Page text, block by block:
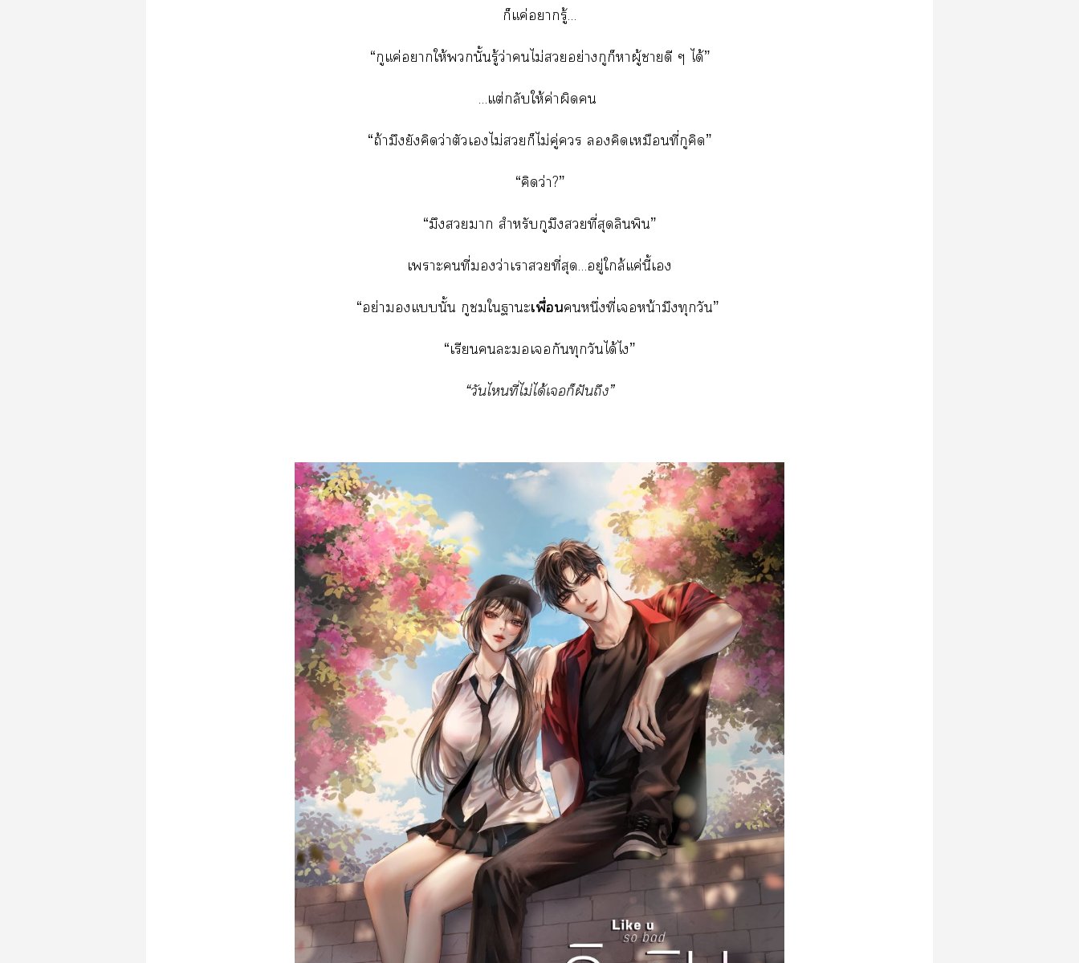
ก็แค่ารู้…
“กูแค่าให้นั้นรู้ว่าไม่อย่างกูก็าผู้าดี ๆ ได้”
…แต่กลับให้ค่าผิด
“ถ้ามึงยังคิดว่าตัวเไม่ก็ไม่คู่ คิดเหมือนที่กูคิด”
“คิดว่า?”
“มึงา สำหรับกูมึงที่สุดลินพิน”
เาะคนที่ว่าเาที่สุด…อยู่ใกล้แค่นี้เ
“อย่าแนั้น กูใาะเพื่อนหนึ่งที่เหน้ามึงทุกวัน”
“เรียนะเกันทุกวันได้ไ”
“วันไที่ไม่ได้เก็ฝันถึง”